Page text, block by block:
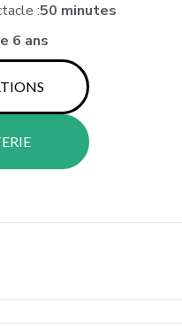
:50 minutes
6 ans